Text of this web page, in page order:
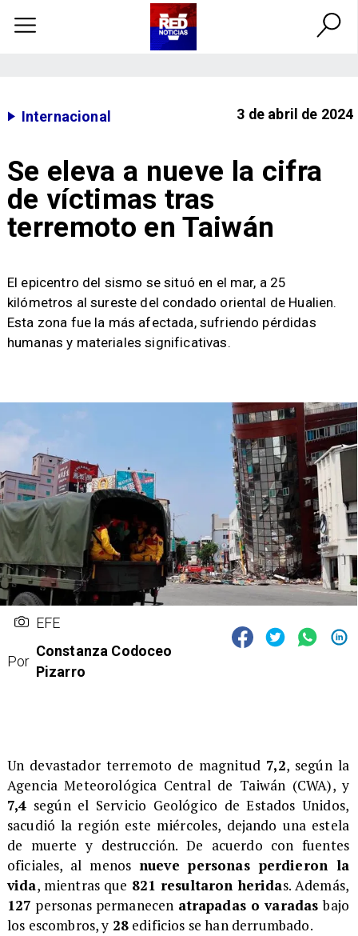
Internacional 3 de abril de 2024
Se eleva a nueve la cifra
de víctimas tras
terremoto en Taiwán
El epicentro del sismo se situó en el mar, a 25
kilómetros al sureste del condado oriental de Hualien.
Esta zona fue la más afectada, sufriendo pérdidas
humanas y materiales significativas.
EFE
Por
Constanza Codoceo
Pizarro
​Un devastador terremoto de magnitud 7,2, según la
Agencia Meteorológica Central de Taiwán (CWA), y
7,4 según el Servicio Geológico de Estados Unidos,
sacudió la región este miércoles, dejando una estela
de muerte y destrucción. De acuerdo con fuentes
oficiales, al menos nueve personas perdieron la
vida, mientras que 821 resultaron heridas. Además,
127 personas permanecen atrapadas o varadasbajo
los escombros, y 28 edificios se han derrumbado.